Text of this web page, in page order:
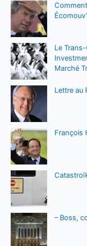
Le
Marché
Lettre au
François
– Boss,